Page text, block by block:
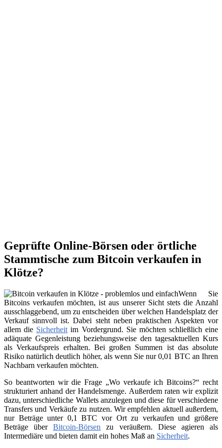
Geprüfte Online-Börsen oder örtliche
Stammtische zum Bitcoin verkaufen in
Klötze?
Wenn Sie
Bitcoins verkaufen möchten, ist aus unserer Sicht stets die Anzahl
ausschlaggebend, um zu entscheiden über welchen Handelsplatz der
Verkauf sinnvoll ist. Dabei steht neben praktischen Aspekten vor
allem die Sicherheit im Vordergrund. Sie möchten schließlich eine
adäquate Gegenleistung beziehungsweise den tagesaktuellen Kurs
als Verkaufspreis erhalten. Bei großen Summen ist das absolute
Risiko natürlich deutlich höher, als wenn Sie nur 0,01 BTC an Ihren
Nachbarn verkaufen möchten.
So beantworten wir die Frage „Wo verkaufe ich Bitcoins?“ recht
strukturiert anhand der Handelsmenge. Außerdem raten wir explizit
dazu, unterschiedliche Wallets anzulegen und diese für verschiedene
Transfers und Verkäufe zu nutzen. Wir empfehlen aktuell außerdem,
nur Beträge unter 0,1 BTC vor Ort zu verkaufen und größere
Beträge überBitcoin-Börsen zu veräußern. Diese agieren als
Intermediäre und bieten damit ein hohes Maß an Sicherheit.